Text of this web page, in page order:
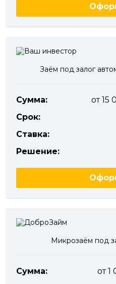
Заём под залог
Сумма:
от 15
Срок:
Ставка:
Решение:
Микрозаём под
Сумма:
от